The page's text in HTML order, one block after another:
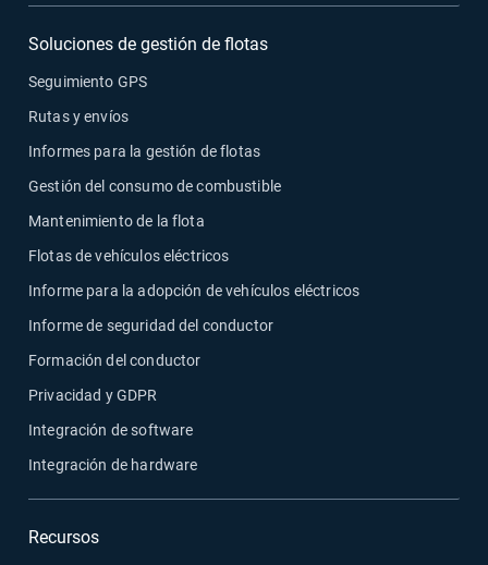
Soluciones de gestión de flotas
Seguimiento GPS
Rutas y envíos
Informes para la gestión de flotas
Gestión del consumo de combustible
Mantenimiento de la flota
Flotas de vehículos eléctricos
Informe para la adopción de vehículos eléctricos
Informe de seguridad del conductor
Formación del conductor
Privacidad y GDPR
Integración de software
Integración de hardware
Recursos